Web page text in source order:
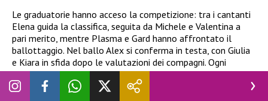
Le graduatorie hanno acceso la competizione: tra i cantanti
Elena guida la classifica, seguita da Michele e Valentina a
pari merito, mentre Plasma e Gard hanno affrontato il
ballottaggio. Nel ballo Alex si conferma in testa, con Giulia
e Kiara in sfida dopo le valutazioni dei compagni. Ogni
esibizione ha il peso di cambiare le sorti dei concorrenti.